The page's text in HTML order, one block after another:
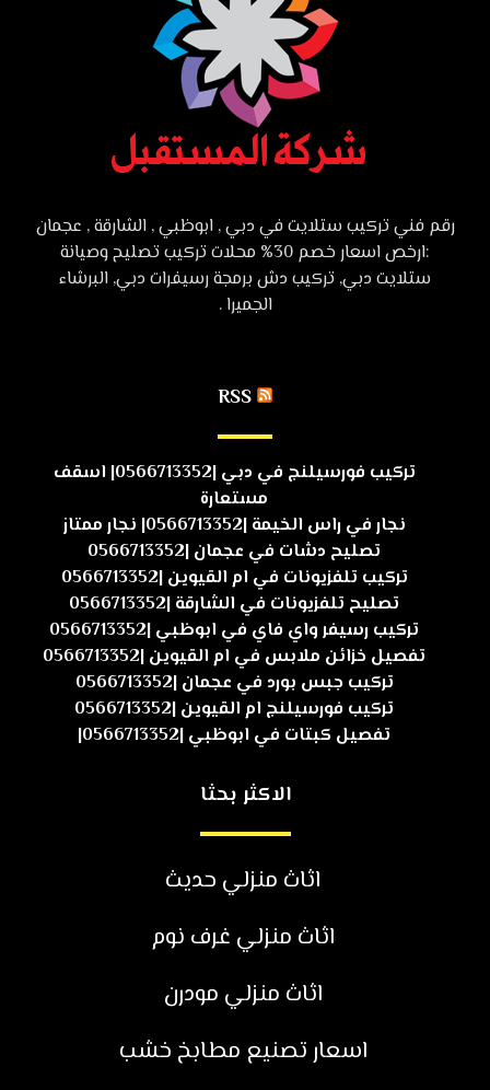
رقم فني تركيب ستلايت في دبي , ابوظبي , الشارقة , عجمان
:ارخص اسعار خصم 30% محلات تركيب تصليح وصيانة
ستلايت دبي, تركيب دش برمجة رسيفرات دبي, البرشاء
الجميرا .
RSS
تركيب فورسيلنج في دبي |0566713352| اسقف
مستعارة
نجار في راس الخيمة |0566713352| نجار ممتاز
تصليح دشات في عجمان |0566713352
تركيب تلفزيونات في ام القيوين |0566713352
تصليح تلفزيونات في الشارقة |0566713352
تركيب رسيفر واي فاي في ابوظبي |0566713352
تفصيل خزائن ملابس في ام القيوين |0566713352
تركيب جبس بورد في عجمان |0566713352
تركيب فورسيلنج ام القيوين |0566713352
تفصيل كبتات في ابوظبي |0566713352|
الاكثر بحثا
اثاث منزلي حديث
اثاث منزلي غرف نوم
اثاث منزلي مودرن
اسعار تصنيع مطابخ خشب